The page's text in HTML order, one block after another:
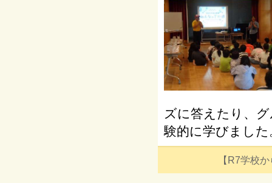
ズに答えたり、
験的に学びました
【R7学校